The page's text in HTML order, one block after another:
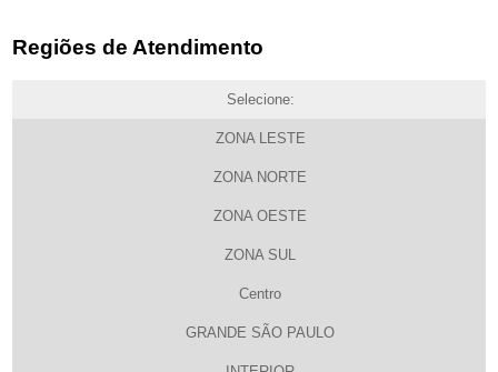
Regiões de Atendimento
Selecione:
ZONA LESTE
ZONA NORTE
ZONA OESTE
ZONA SUL
Centro
GRANDE SÃO PAULO